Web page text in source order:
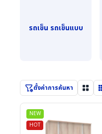
รถเข็น รถเข็นแบบ
ตั้งค่าการค้นหา
NEW
HOT